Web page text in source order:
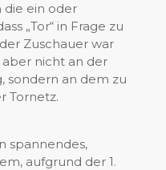
die ein oder
„Tor“ in Frage zu
Zuschauer war
aber nicht an der
sondern an dem zu
Tornetz.
spannendes,
aufgrund der 1.